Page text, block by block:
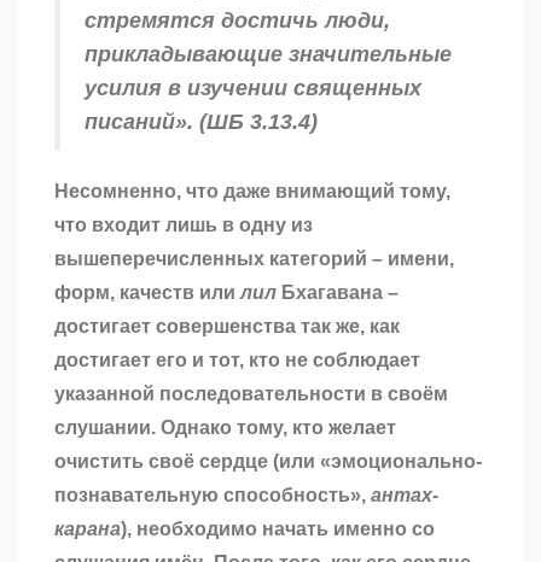
стремятся достичь люди,
прикладывающие значительные
усилия в изучении священных
писаний». (ШБ 3.13.4)
Несомненно, что даже внимающий тому,
что входит лишь в одну из
вышеперечисленных категорий – имени,
форм, качеств илилил Бхагавана –
достигает совершенства так же, как
достигает его и тот, кто не соблюдает
указанной последовательности в своём
слушании. Однако тому, кто желает
очистить своё сердце (или «эмоционально-
познавательную способность», антах-
карана), необходимо начать именно со